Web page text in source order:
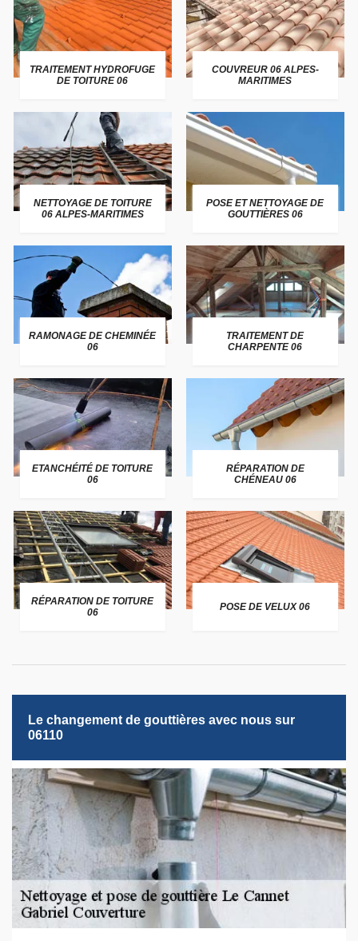
TRAITEMENT HYDROFUGE
DE TOITURE 06
COUVREUR 06 ALPES-
MARITIMES
NETTOYAGE DE TOITURE
06 ALPES-MARITIMES
POSE ET NETTOYAGE DE
GOUTTIÈRES 06
RAMONAGE DE CHEMINÉE
06
TRAITEMENT DE
CHARPENTE 06
ETANCHÉITÉ DE TOITURE
06
RÉPARATION DE
CHÉNEAU 06
RÉPARATION DE TOITURE
06
POSE DE VELUX 06
Le changement de gouttières avec nous sur
06110